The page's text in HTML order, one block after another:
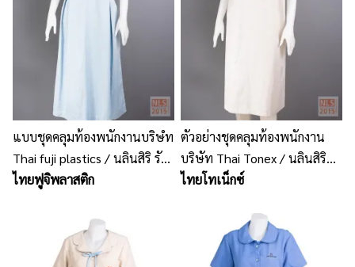
แบบชุดคลุมท้องพนักงานบริษํท
Thai fuji plastics / นลินสิริ รับ
ผลิตชุดคลุมท้อง ชุดคลุมท้อง
ไทยฟูจิพลาสติก
ตัวอย่างชุดคลุมท้องพนักงาน
บริษัท Thai Tonex / นลินสิริ
รับตัดชุดคลุมท้อง รับผลิตชุด
ไทยโทเน็กซ์